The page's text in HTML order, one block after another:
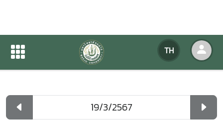
TH
ปฏิทินกิจกรรมของหน่วยงาน
ปฏิทินกิจกรรมของหน่วยงาน